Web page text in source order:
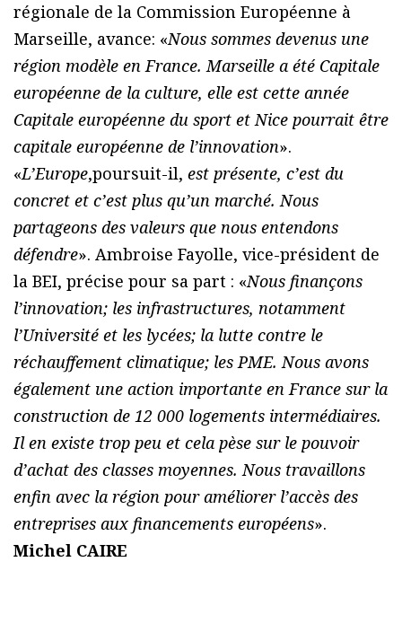
régionale de la Commission Européenne à
Marseille, avance: «Nous sommes devenus une
région modèle en France. Marseille a été Capitale
européenne de la culture, elle est cette année
Capitale européenne du sport et Nice pourrait être
capitale européenne de l’innovation».
«L’Europe,poursuit-il, est présente, c’est du
concret et c’est plus qu’un marché. Nous
partageons des valeurs que nous entendons
défendre». Ambroise Fayolle, vice-président de
la BEI, précise pour sa part : «Nous finançons
l’innovation; les infrastructures, notamment
l’Université et les lycées; la lutte contre le
réchauffement climatique; les PME. Nous avons
également une action importante en France sur la
construction de 12 000 logements intermédiaires.
Il en existe trop peu et cela pèse sur le pouvoir
d’achat des classes moyennes. Nous travaillons
enfin avec la région pour améliorer l’accès des
entreprises aux financements européens».
Michel CAIRE